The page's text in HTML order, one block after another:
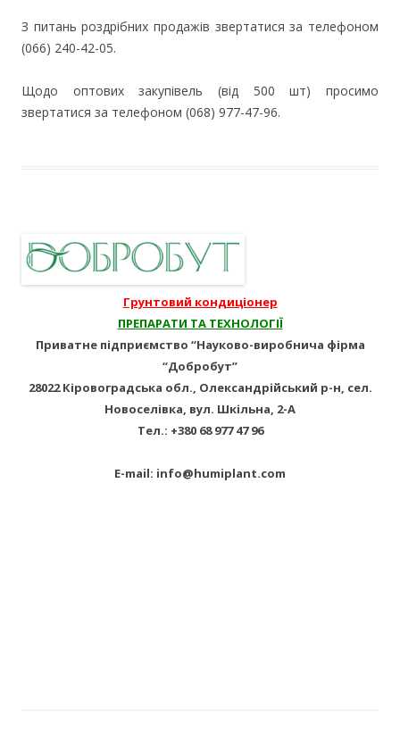
З питань роздрібних продажів звертатися за телефоном
(066) 240-42-05.
Щодо оптових закупівель (від 500 шт) просимо
звертатися за телефоном (068) 977-47-96.
Грунтовий кондиціонер
ПРЕПАРАТИ ТА ТЕХНОЛОГІЇ
Приватне підприємство “Науково-виробнича фірма
“Добробут”
28022 Кіровоградська обл., Олександрійський р-н, сел.
Новоселівка, вул. Шкільна, 2-А
Тел.: +380 68 977 47 96
E-mail: info@humiplant.com